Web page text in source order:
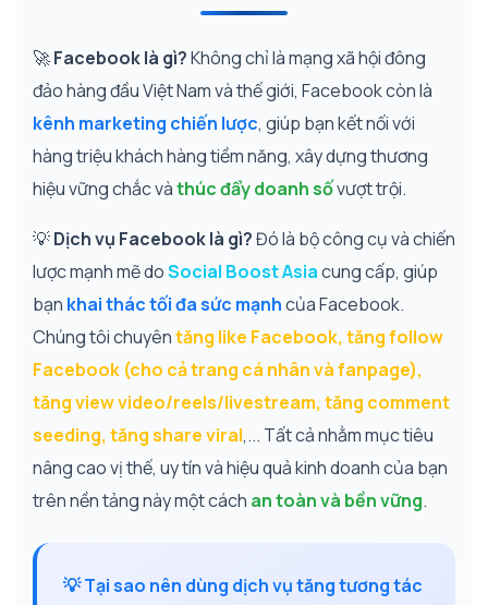
🚀Facebook là gì?Không chỉ là mạng xã hội đông
đảo hàng đầu Việt Nam và thế giới, Facebook còn là
kênh marketing chiến lược, giúp bạn kết nối với
hàng triệu khách hàng tiềm năng, xây dựng thương
hiệu vững chắc vàthúc đẩy doanh sốvượt trội.
💡Dịch vụ Facebook là gì?Đó là bộ công cụ và chiến
lược mạnh mẽ doSocial Boost Asiacung cấp, giúp
bạn khai thác tối đa sức mạnhcủa Facebook.
Chúng tôi chuyêntăng like Facebook, tăng follow
Facebook (cho cả trang cá nhân và fanpage),
tăng view video/reels/livestream, tăng comment
seeding, tăng share viral,... Tất cả nhằm mục tiêu
nâng cao vị thế, uy tín và hiệu quả kinh doanh của bạn
trên nền tảng này một cách an toàn và bền vững.
💡 Tại sao nên dùng dịch vụ tăng tương tác